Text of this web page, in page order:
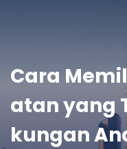
Cara
atan yang
kungan